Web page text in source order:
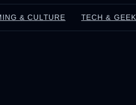
& CULTURE TECH & GEEK